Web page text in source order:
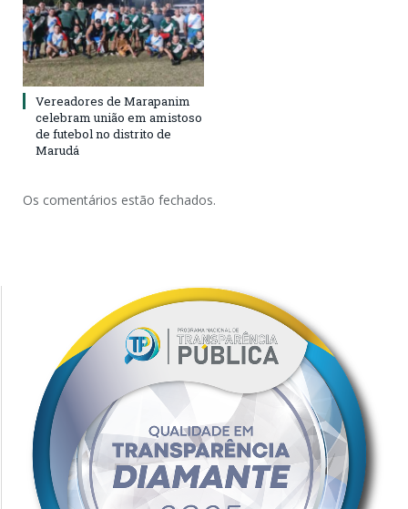
Vereadores de Marapanim
celebram união em amistoso
de futebol no distrito de
Marudá
Os comentários estão fechados.